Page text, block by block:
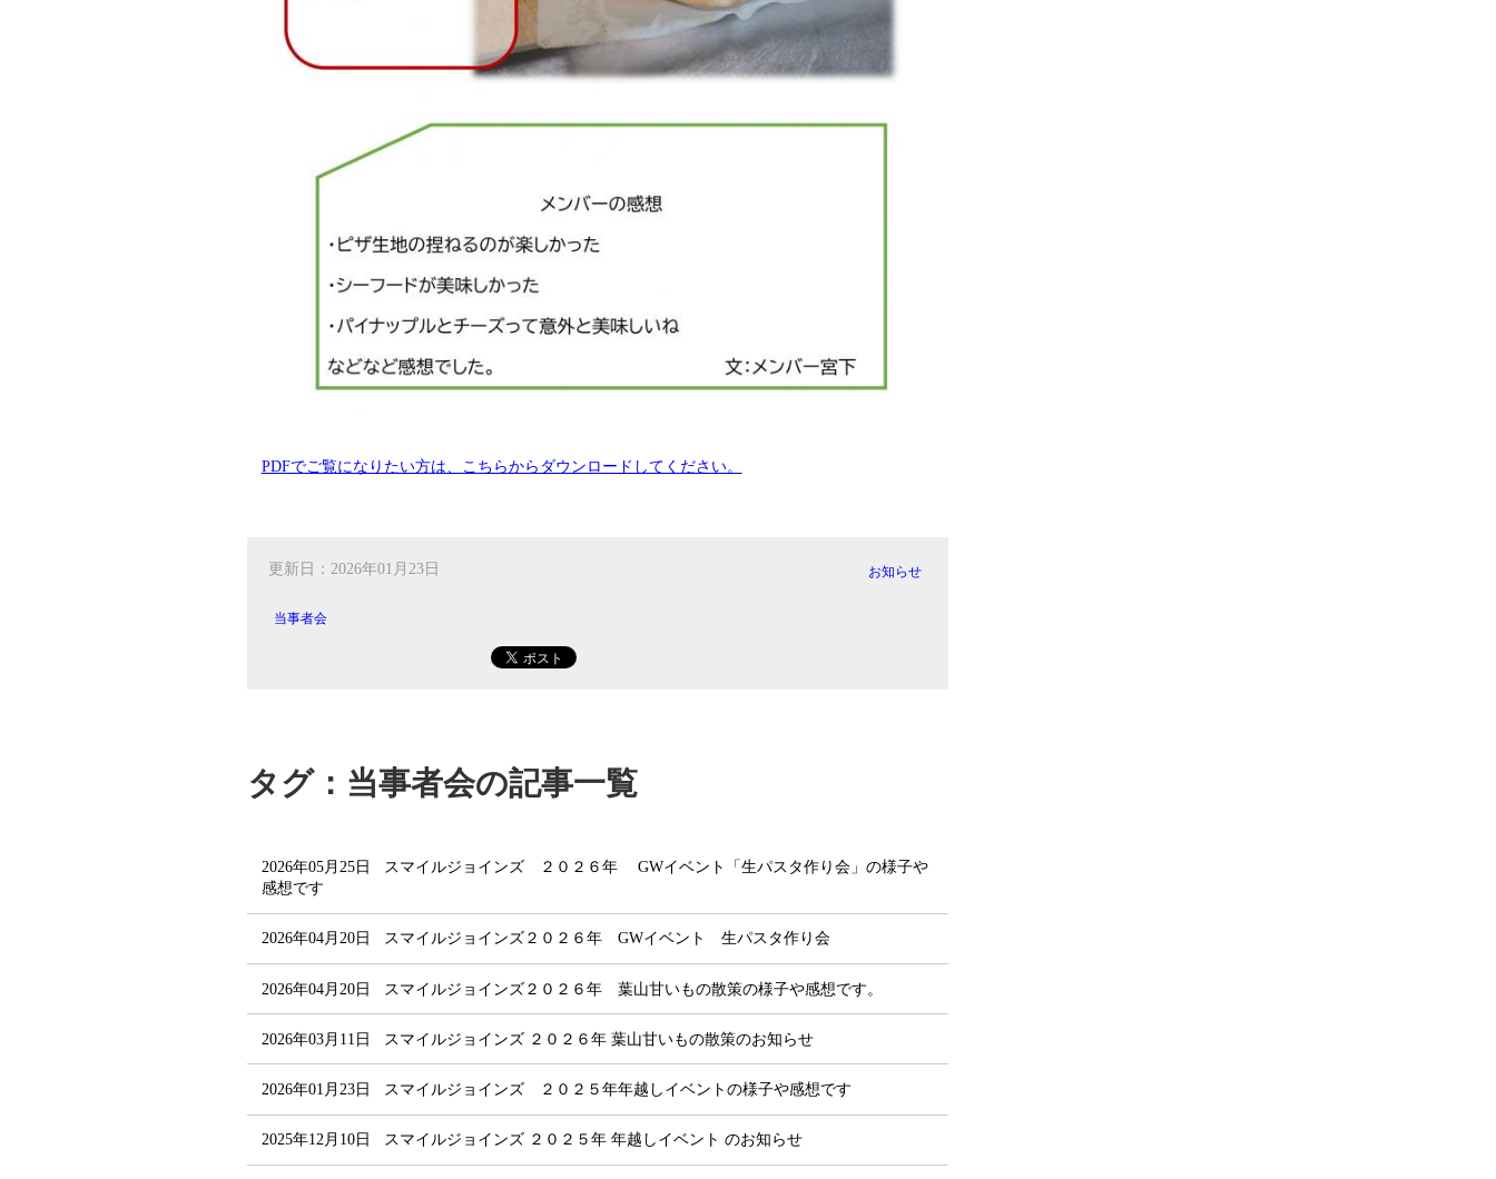
PDFでご覧になりたい方は、こちらからダウンロードしてください。
更新日：2026年01月23日 お知らせ
当事者会
タグ：当事者会の記事一覧
2026年05月25日
スマイルジョインズ ２０２６年 GWイベント「生パスタ作り会」の様子や
感想です
2026年04月20日 スマイルジョインズ２０２６年 GWイベント 生パスタ作り会
2026年04月20日 スマイルジョインズ２０２６年 葉山甘いもの散策の様子や感想です。
2026年03月11日 スマイルジョインズ ２０２６年 葉山甘いもの散策のお知らせ
2026年01月23日 スマイルジョインズ ２０２５年年越しイベントの様子や感想です
2025年12月10日 スマイルジョインズ ２０２５年 年越しイベント のお知らせ